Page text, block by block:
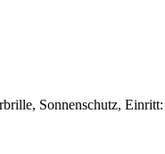
Sonnenschutz,